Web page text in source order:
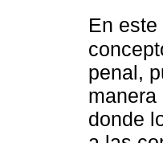
En
penal,
donde